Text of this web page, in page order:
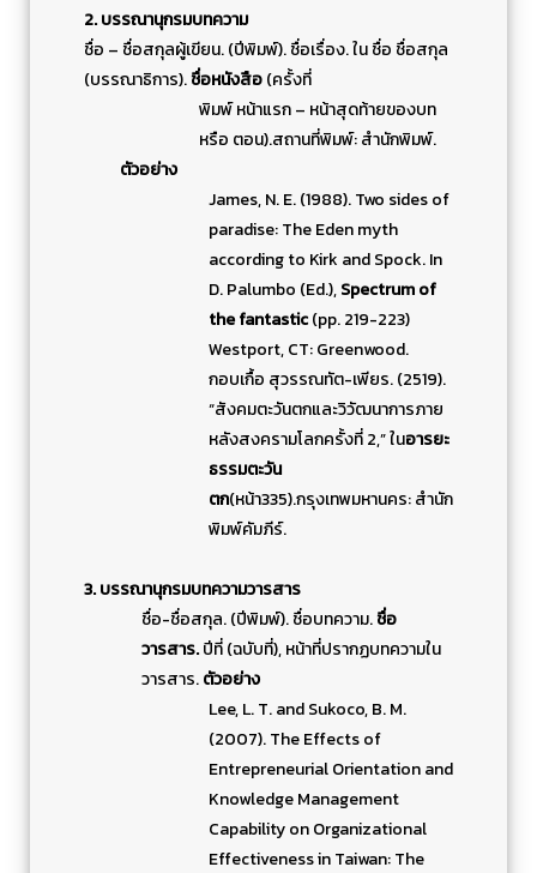
2. บรรณานุกรมบทความ
ชื่อ – ชื่อสกุลผู้เขียน. (ปีพิมพ์). ชื่อเรื่อง. ใน ชื่อ ชื่อสกุล
(บรรณาธิการ).ชื่อหนังสือ(ครั้งที่
พิมพ์ หน้าแรก – หน้าสุดท้ายของบท
หรือ ตอน).สถานที่พิมพ์: สำนักพิมพ์.
ตัวอย่าง
James, N. E. (1988). Two sides of
paradise: The Eden myth
according to Kirk and Spock. In
D. Palumbo (Ed.),Spectrum of
the fantastic(pp. 219-223)
Westport, CT: Greenwood.
กอบเกื้อ สุวรรณทัต-เพียร. (2519).
“สังคมตะวันตกและวิวัฒนาการภาย
หลังสงครามโลกครั้งที่ 2,” ในอารยะ
ธรรมตะวัน
ตก(หน้า335).กรุงเทพมหานคร: สำนัก
พิมพ์คัมภีร์.
3. บรรณานุกรมบทความวารสาร
ชื่อ-ชื่อสกุล. (ปีพิมพ์). ชื่อบทความ.ชื่อ
วารสาร.ปีที่ (ฉบับที่), หน้าที่ปรากฏบทความใน
วารสาร.ตัวอย่าง
Lee, L. T. and Sukoco, B. M.
(2007). The Effects of
Entrepreneurial Orientation and
Knowledge Management
Capability on Organizational
Effectiveness in Taiwan: The